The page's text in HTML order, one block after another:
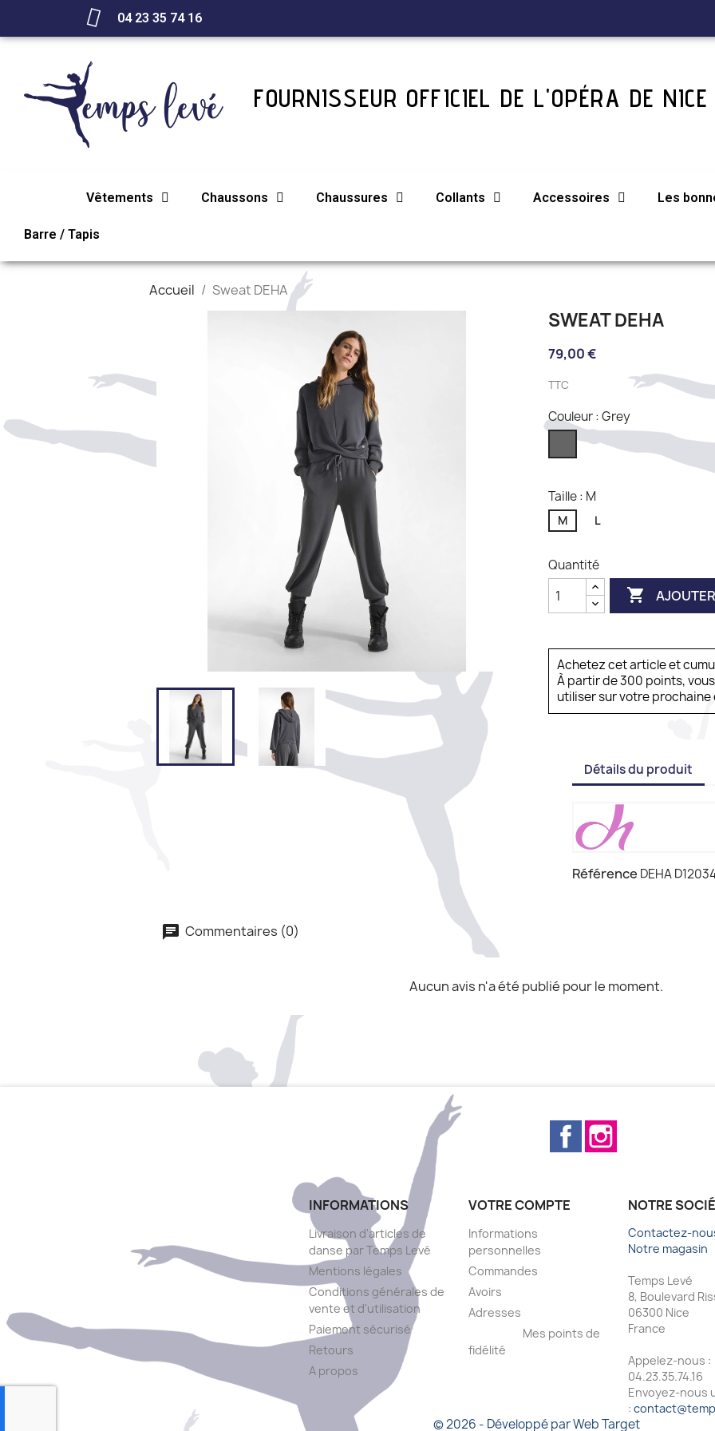
04 23 35 74 16
FOURNISSEUR OFFICIEL DE L'OPÉRA DE NICE
Vêtements Chaussons Chaussures Collants Accessoires Les
Barre / Tapis
Accueil Sweat DEHA
SWEAT DEHA
79,00 €
TTC
Couleur : Grey
Grey
Taille : M
M L
Quantité

Achetez cet article et
À partir de 300 points,
utiliser sur votre
Détails du produit
Référence DEHA
Commentaires (0)
Aucun avis n'a été publié pour le moment.
Facebook
INFORMATIONS
Livraison d'articles de
danse par Temps Levé
Mentions légales
Conditions générales de
vente et d'utilisation
Paiement sécurisé
Retours
A propos
VOTRE COMPTE
Informations
personnelles
Commandes
Avoirs
Adresses
Mes points de
fidélité
NOTRE
Contactez-
Notre magasin
Temps Levé
8, Boulevard
06300 Nice
France
Appelez-nous :
04.23.35.74.16
Envoyez-nous
:
© 2026 - Développé par Web Target